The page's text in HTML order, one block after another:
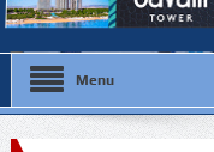
Menu